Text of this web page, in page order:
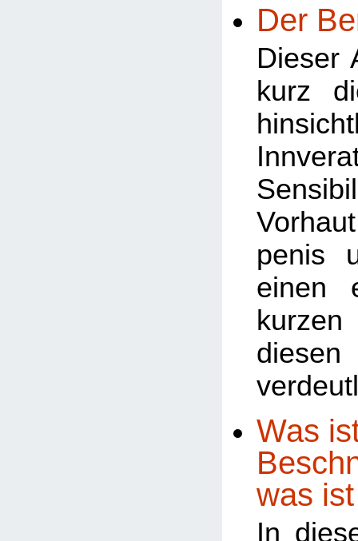
Der
Dieser
kurz
penis
einen
Was
was
In